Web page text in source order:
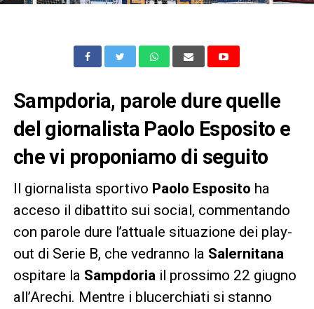
Sampdoria, parole dure quelle
del giornalista Paolo Esposito e
che vi proponiamo di seguito
Il giornalista sportivo Paolo Esposito ha
acceso il dibattito sui social, commentando
con parole dure l’attuale situazione dei play-
out di Serie B, che vedranno la Salernitana
ospitare la Sampdoriail prossimo 22 giugno
all’Arechi. Mentre i blucerchiati si stanno